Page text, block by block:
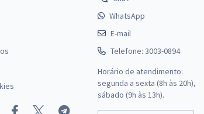
WhatsApp
E-mail
Telefone: 3003-0894
Horário de atendimento:
segunda a sexta (8h às 20h),
sábado (9h às 13h).